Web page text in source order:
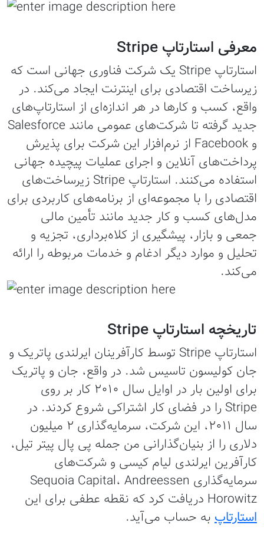
معرفی استارتاپ Stripe
استارتاپ Stripe یک شرکت فناوری جهانی است که
زیرساخت اقتصادی برای اینترنت ایجاد می‌کند. در
واقع، کسب و کارها در هر اندازه‌ای از استارتاپ‌های
جدید گرفته تا شرکت‌های عمومی مانند Salesforce
و Facebook از نرم‌افزار این شرکت برای پذیرش
پرداخت‌های آنلاین و اجرای عملیات پیچیده جهانی
استفاده می‌کنند. استارتاپ Stripe زیرساخت‌های
اقتصادی را با مجموعه‌ای از برنامه‌های کاربردی برای
مدل‌های کسب و کار جدید مانند تأمین مالی
جمعی و بازار، پیشگیری از کلاه‌برداری، تجزیه و
تحلیل و موارد دیگر ادغام و خدمات مربوطه را ارائه
می‌کند.
تاریخچه استارتاپ Stripe
استارتاپ Stripe توسط کارآفرینان ایرلندی پاتریک و
جان کولیسون تاسیس شد. در واقع، جان و پاتریک
برای اولین بار در اوایل سال 2010 کار بر روی
Stripe را در فضای کار اشتراکی شروع کردند. در
سال 2011، این شرکت، سرمایه‌گذاری 2 میلیون
دلاری را از بنیان‌گذارانی من جمله پی پال پیتر تیل،
کارآفرین ایرلندی لیام کیسی و شرکت‌های
سرمایه‌گذاری Sequoia Capital، Andreessen
Horowitz دریافت کرد که نقطه عطفی برای این
استارتاپبه حساب می‌آید.